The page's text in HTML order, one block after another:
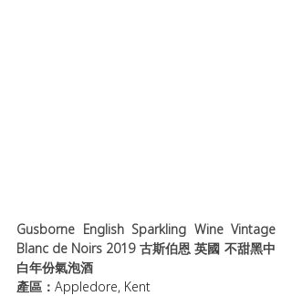
Gusborne English Sparkling Wine Vintage
Blanc de Noirs 2019 古斯伯恩 英國 不甜黑中
白年份氣泡酒
產區： Appledore, Kent